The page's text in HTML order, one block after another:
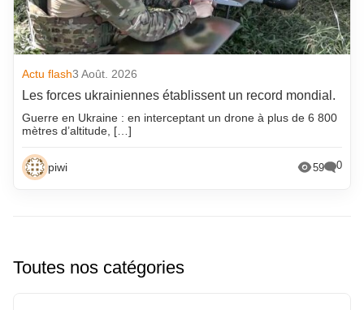
Actu flash3 Août. 2026
Les forces ukrainiennes établissent un record mondial.
Guerre en Ukraine : en interceptant un drone à plus de 6 800
mètres d’altitude, […]
piwi 59 0
Toutes nos catégories